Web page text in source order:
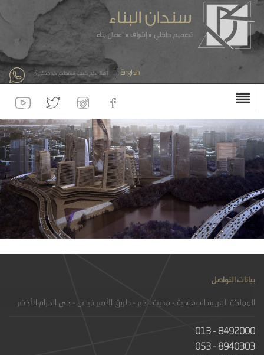
English أهلا بكم كيف نستطيع خدمتكم ؟
بيانات التواصل
المملكة العربيه السعودية - مدينة الخبر - طريق الأمير فيصل - حي الحزام الأخضر
013 - 8492000
053 - 8940303